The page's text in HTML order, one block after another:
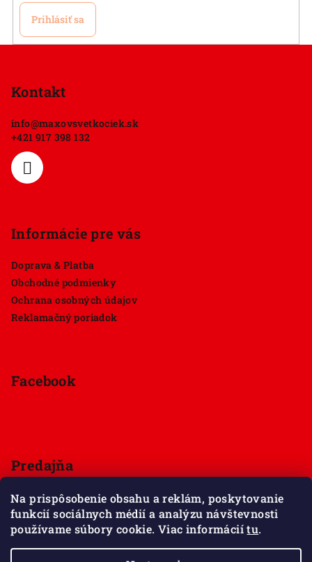
Na prispôsobenie obsahu a reklám, poskytovanie
funkcií sociálnych médií a analýzu návštevnosti
používame súbory cookie. Viac informáciítu.
Prihlásiť sa
Kontakt
info@maxovsvetkociek.sk
+421 917 398 132
Informácie pre vás
Doprava & Platba
Obchodné podmienky
Ochrana osobných údajov
Reklamačný poriadok
Facebook
Predajňa
Štúrova 33, 949 01 Nitra
Pondelok - Sobota 9:00 - 18:00
Nedeľa - zatvorené
Zobraziť mapu